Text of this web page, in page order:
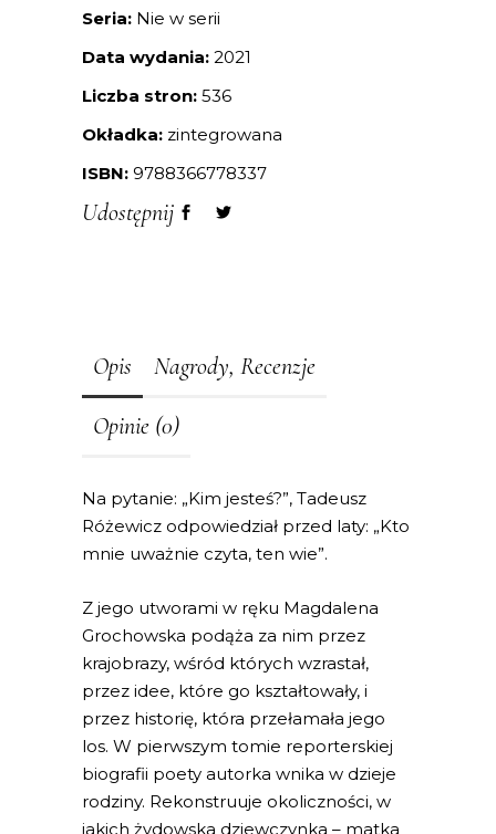
Seria: Nie w serii
Data wydania: 2021
Liczba stron: 536
Okładka: zintegrowana
ISBN: 9788366778337
Udostępnij
Opis Nagrody, Recenzje
Opinie (0)
Na pytanie: „Kim jesteś?”, Tadeusz
Różewicz odpowiedział przed laty: „Kto
mnie uważnie czyta, ten wie”.
Z jego utworami w ręku Magdalena
Grochowska podąża za nim przez
krajobrazy, wśród których wzrastał,
przez idee, które go kształtowały, i
przez historię, która przełamała jego
los. W pierwszym tomie reporterskiej
biografii poety autorka wnika w dzieje
rodziny. Rekonstruuje okoliczności, w
jakich żydowska dziewczynka – matka